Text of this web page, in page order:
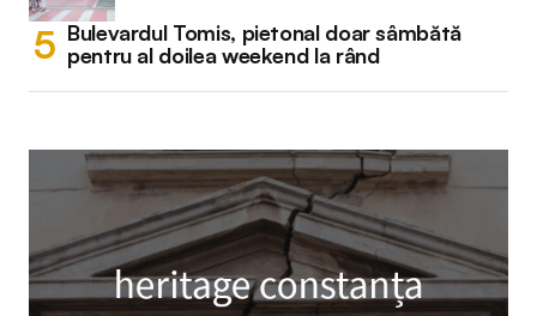
Bulevardul Tomis, pietonal doar sâmbătă
pentru al doilea weekend la rând